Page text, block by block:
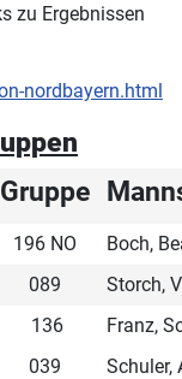
zu Ergebnissen
nordbayern.html
Gruppe
196 NO
Boch,
089
Storch,
136
Franz,
039
Schuler,